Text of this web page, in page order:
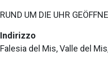
RUND UM DIE UHR
Indirizzo
Falesia del Mis, Valle del